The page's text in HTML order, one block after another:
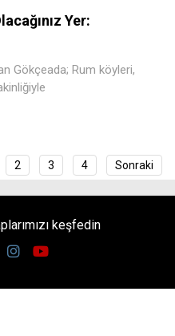
Yer:
Gökçeada; Rum köyleri,
2 3 4 Sonraki
keşfedin